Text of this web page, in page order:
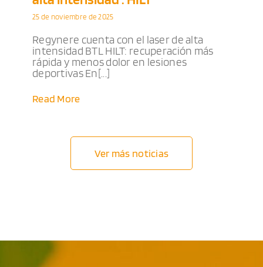
25 de noviembre de 2025
Regynere cuenta con el laser de alta
intensidad BTL HILT: recuperación más
rápida y menos dolor en lesiones
deportivas En[...]
Read More
Ver más noticias